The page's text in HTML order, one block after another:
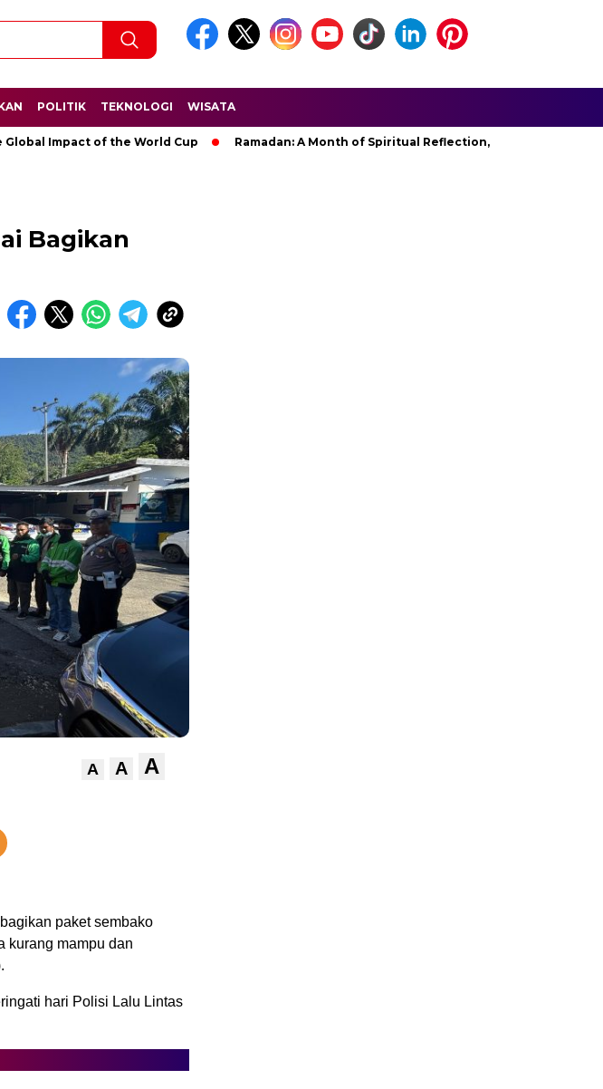
POLITIK TEKNOLOGI WISATA
of the World Cup Ramadan: A Month of Spiritual Reflection, Devotion, and Charity
Bagikan
A A A
paket sembako
kurang mampu dan
hari Polisi Lalu Lintas